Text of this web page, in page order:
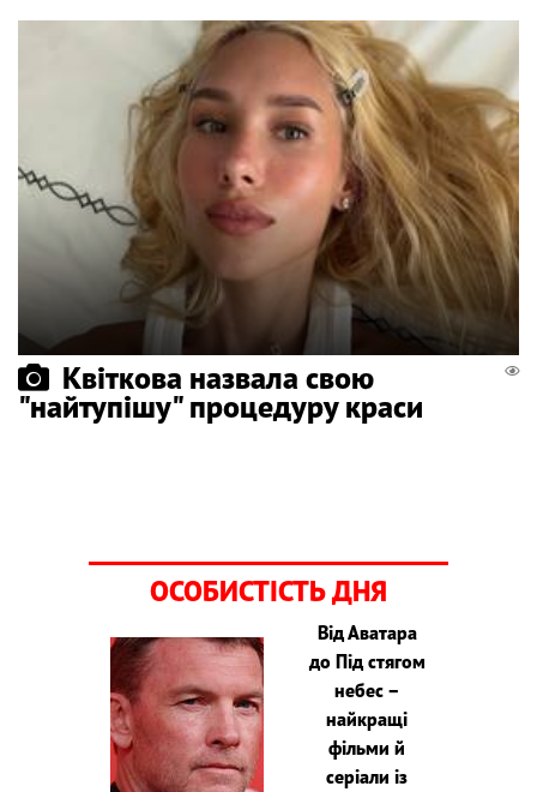
Квіткова назвала свою
"найтупішу" процедуру краси
ОСОБИСТІСТЬ ДНЯ
Від Аватара
до Під стягом
небес –
найкращі
фільми й
серіали із